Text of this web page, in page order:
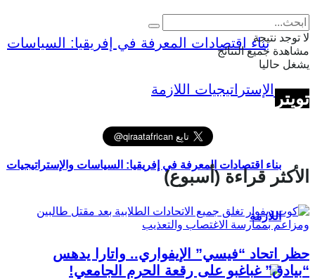
بناء اقتصادات المعرفة في إفريقيا: السياسات والإستراتيجيات
اللازمة
لا توجد نتيجة
مشاهدة جميع النتائج
يشغل حاليا
تويتر
الأكثر قراءة (أسبوع)
حظر اتحاد “فيسي” الإيفواري.. واتارا يدهس
“بيادق” غباغبو على رقعة الحرم الجامعي!